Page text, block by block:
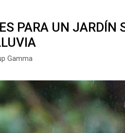
PARA UN JARDÍN
Gamma